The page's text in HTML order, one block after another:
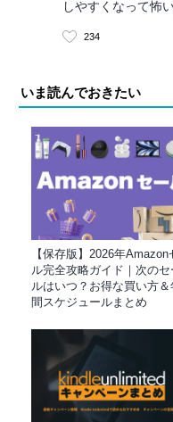
しやすくなって怖
234
いま読んでおきたい
【保存版】2026年Amazon
ル完全攻略ガイド｜次のセ
ルはいつ？お得な買い方＆
間スケジュールまとめ